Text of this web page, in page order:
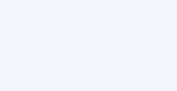
onlarca eğitim seni bekliyor!